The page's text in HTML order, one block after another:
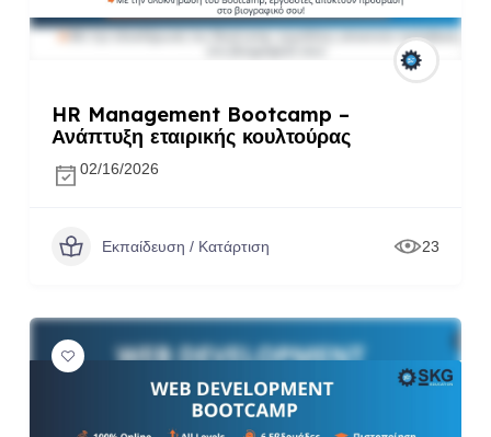
HR Management Bootcamp –
Ανάπτυξη εταιρικής κουλτούρας
02/16/2026
Εκπαίδευση / Κατάρτιση 23